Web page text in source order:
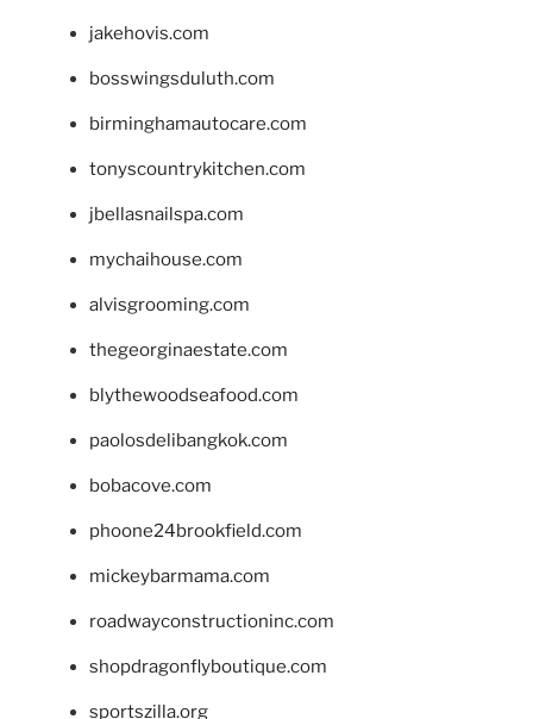
jakehovis.com
bosswingsduluth.com
birminghamautocare.com
tonyscountrykitchen.com
jbellasnailspa.com
mychaihouse.com
alvisgrooming.com
thegeorginaestate.com
blythewoodseafood.com
paolosdelibangkok.com
bobacove.com
phoone24brookfield.com
mickeybarmama.com
roadwayconstructioninc.com
shopdragonflyboutique.com
sportszilla.org